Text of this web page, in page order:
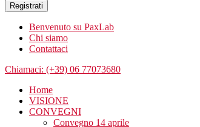
Registrati
Benvenuto su PaxLab
Chi siamo
Contattaci
Chiamaci: (+39) 06 77073680
Home
VISIONE
CONVEGNI
Convegno 14 aprile